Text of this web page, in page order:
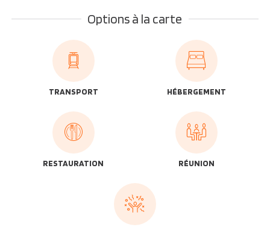
Options à la carte
TRANSPORT HÉBERGEMENT
RESTAURATION RÉUNION